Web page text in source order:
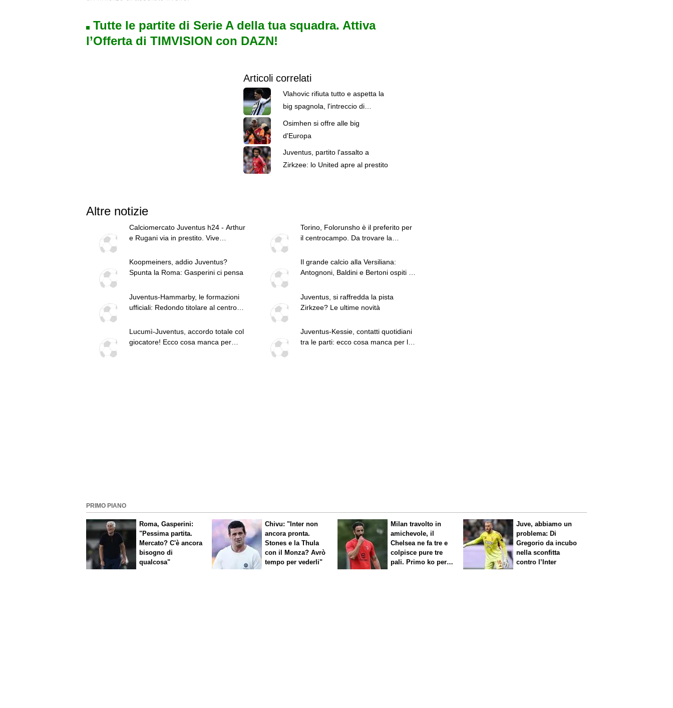
Tutte le partite di Serie A della tua squadra. Attiva
l’Offerta di TIMVISION con DAZN!
Articoli correlati
Vlahovic rifiuta tutto e aspetta la
big spagnola, l'intreccio di
Osimhen si offre alle big
d'Europa
Juventus, partito l'assalto a
Zirkzee: lo United apre al prestito
Altre notizie
Calciomercato Juventus h24 - Arthur
e Rugani via in prestito. Vive
su Yildiz. Sondaggio Roma per Nico.
PSG alza offerta per Suzuki.
pretendente
Torino, Folorunsho è il preferito per
il centrocampo. Da trovare la
Koopmeiners, addio Juventus?
Spunta la Roma: Gasperini ci pensa
Il grande calcio alla Versiliana:
Antognoni, Baldini e Bertoni ospiti il
Juventus-Hammarby, le formazioni
ufficiali: Redondo titolare al centro
Juventus, si raffredda la pista
Zirkzee? Le ultime novità
Lucumì-Juventus, accordo totale col
giocatore! Ecco cosa manca per
Juventus-Kessie, contatti quotidiani
tra le parti: ecco cosa manca per la
PRIMO PIANO
Roma, Gasperini:
"Pessima partita.
Mercato? C'è ancora
bisogno di
qualcosa"
Chivu: "Inter non
ancora pronta.
Stones e la Thula
con il Monza? Avrò
tempo per vederli"
Milan travolto in
amichevole, il
Chelsea ne fa tre e
colpisce pure tre
pali. Primo ko per
Juve, abbiamo un
problema: Di
Gregorio da incubo
nella sconfitta
contro l’Inter